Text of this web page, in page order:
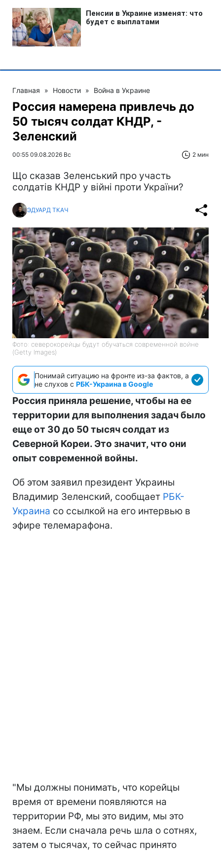
Главная » Новости » Война в Украине
Россия намерена привлечь до
50 тысяч солдат КНДР, -
Зеленский
00:55 09.08.2026 Вс 2 мин
Що сказав Зеленський про участь
солдатів КНДР у війні проти України?
ЭДУАРД ТКАЧ
Фото: северокорейцы будут обучаться современной войне
(Getty Images)
Понимай ситуацию на фронте из-за фактов, а
не слухов с РБК-Украина в Google
Россия приняла решение, чтобы на ее
территории для выполнения задач было
еще от 30 до 50 тысяч солдат из
Северной Кореи. Это значит, что они
опыт современной войны.
Об этом заявил президент Украины
Владимир Зеленский, сообщает РБК-
Украина со ссылкой на его интервью в
эфире телемарафона.
"Мы должны понимать, что корейцы
время от времени появляются на
территории РФ, мы это видим, мы это
знаем. Если сначала речь шла о сотнях,
затем о тысячах, то сейчас принято